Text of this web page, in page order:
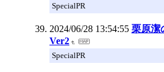
SpecialPR
2024/06/28 13:54:55 栗原潔
Ver2
SpecialPR